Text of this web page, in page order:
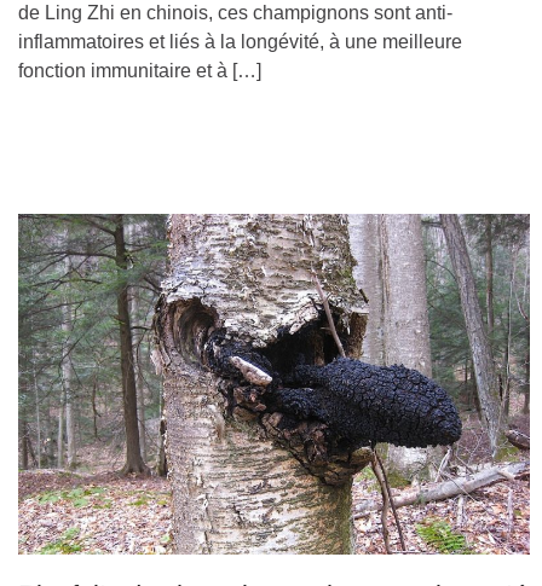
de Ling Zhi en chinois, ces champignons sont anti-
inflammatoires et liés à la longévité, à une meilleure
fonction immunitaire et à […]